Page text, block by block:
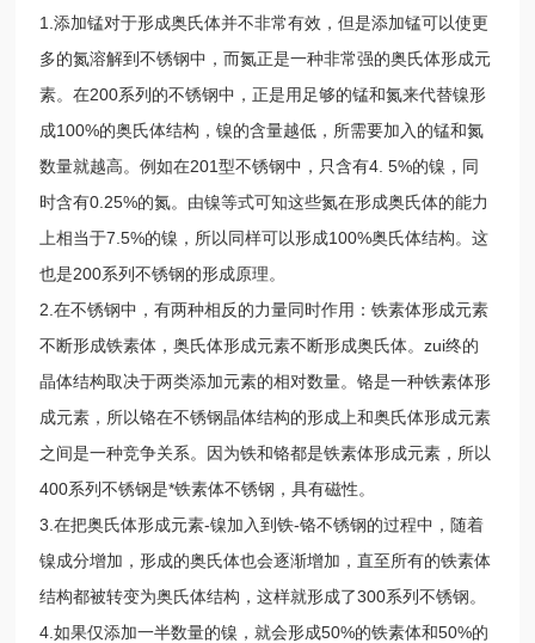
1.添加锰对于形成奥氏体并不非常有效，但是添加锰可以使更
多的氮溶解到不锈钢中，而氮正是一种非常强的奥氏体形成元
素。在200系列的不锈钢中，正是用足够的锰和氮来代替镍形
成100%的奥氏体结构，镍的含量越低，所需要加入的锰和氮
数量就越高。例如在201型不锈钢中，只含有4. 5%的镍，同
时含有0.25%的氮。由镍等式可知这些氮在形成奥氏体的能力
上相当于7.5%的镍，所以同样可以形成100%奥氏体结构。这
也是200系列不锈钢的形成原理。
2.在不锈钢中，有两种相反的力量同时作用：铁素体形成元素
不断形成铁素体，奥氏体形成元素不断形成奥氏体。zui终的
晶体结构取决于两类添加元素的相对数量。铬是一种铁素体形
成元素，所以铬在不锈钢晶体结构的形成上和奥氏体形成元素
之间是一种竞争关系。因为铁和铬都是铁素体形成元素，所以
400系列不锈钢是*铁素体不锈钢，具有磁性。
3.在把奥氏体形成元素-镍加入到铁-铬不锈钢的过程中，随着
镍成分增加，形成的奥氏体也会逐渐增加，直至所有的铁素体
结构都被转变为奥氏体结构，这样就形成了300系列不锈钢。
4.如果仅添加一半数量的镍，就会形成50%的铁素体和50%的